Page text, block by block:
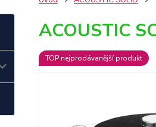
ACOUSTIC
TOP nejprodávanější produkt